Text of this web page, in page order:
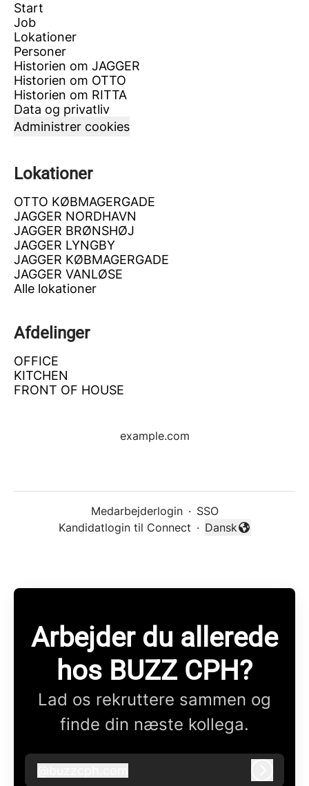
Start
Job
Lokationer
Personer
Historien om JAGGER
Historien om OTTO
Historien om RITTA
Data og privatliv
Administrer cookies
Lokationer
OTTO KØBMAGERGADE
JAGGER NORDHAVN
JAGGER BRØNSHØJ
JAGGER LYNGBY
JAGGER KØBMAGERGADE
JAGGER VANLØSE
Alle lokationer
Afdelinger
OFFICE
KITCHEN
FRONT OF HOUSE
example.com
Medarbejderlogin · SSO
Kandidatlogin til Connect ·
Skift sprog
Dansk
Arbejder du allerede
hos BUZZ CPH?
Lad os rekruttere sammen og
finde din næste kollega.
buzzcph.com